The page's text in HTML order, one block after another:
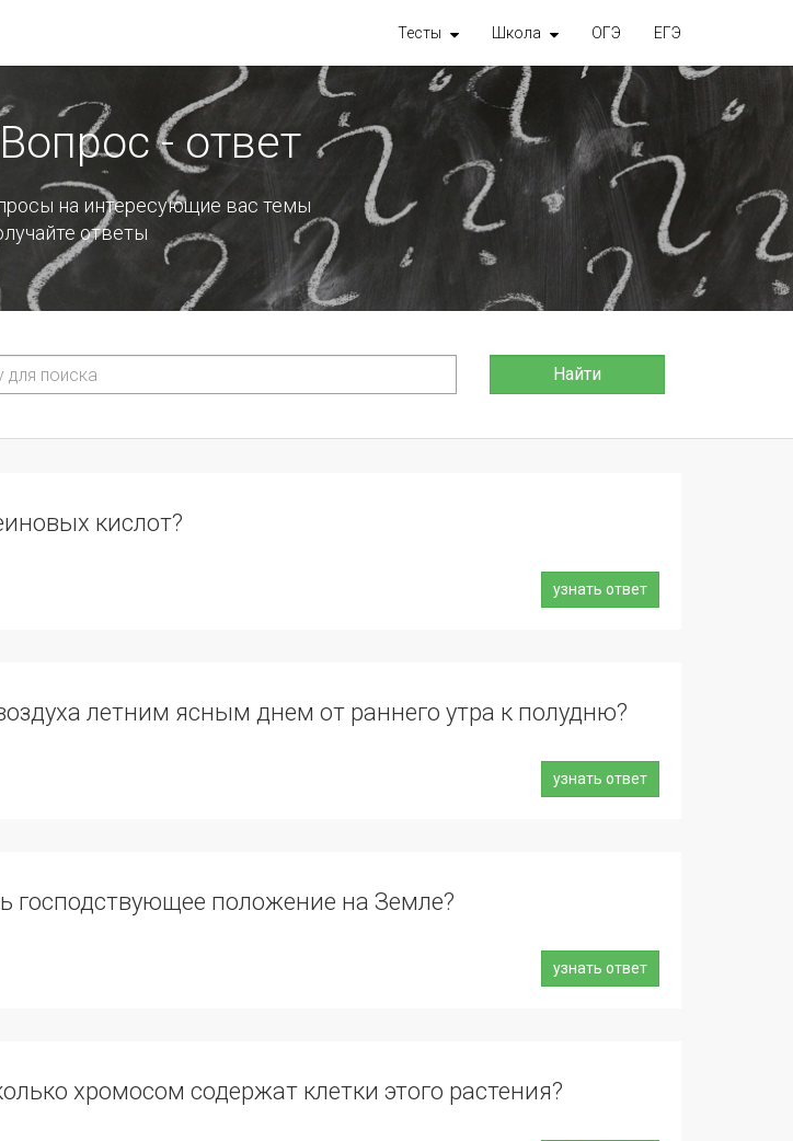
Тесты Школа ОГЭ ЕГЭ
- ответ
на интересующие вас темы
ответы
Найти
кислот?
узнать ответ
летним ясным днем от раннего утра к полудню?
узнать ответ
господствующее положение на Земле?
узнать ответ
хромосом содержат клетки этого растения?